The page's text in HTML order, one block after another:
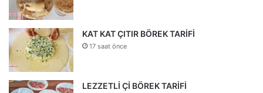
KAT KAT ÇITIR BÖREK TARİFİ
17 saat önce
LEZZETLİ Çİ BÖREK TARİFİ